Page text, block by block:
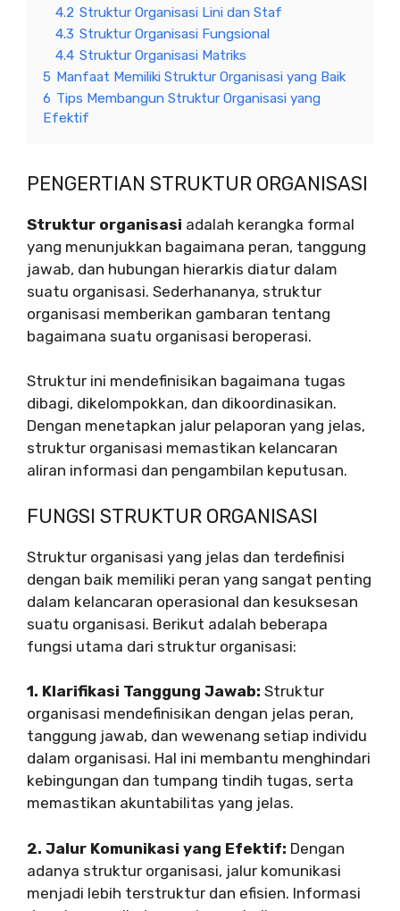
4.2 Struktur Organisasi Lini dan Staf
4.3 Struktur Organisasi Fungsional
4.4 Struktur Organisasi Matriks
5 Manfaat Memiliki Struktur Organisasi yang Baik
6 Tips Membangun Struktur Organisasi yang
Efektif
PENGERTIAN STRUKTUR ORGANISASI
Struktur organisasi adalah kerangka formal
yang menunjukkan bagaimana peran, tanggung
jawab, dan hubungan hierarkis diatur dalam
suatu organisasi. Sederhananya, struktur
organisasi memberikan gambaran tentang
bagaimana suatu organisasi beroperasi.
Struktur ini mendefinisikan bagaimana tugas
dibagi, dikelompokkan, dan dikoordinasikan.
Dengan menetapkan jalur pelaporan yang jelas,
struktur organisasi memastikan kelancaran
aliran informasi dan pengambilan keputusan.
FUNGSI STRUKTUR ORGANISASI
Struktur organisasi yang jelas dan terdefinisi
dengan baik memiliki peran yang sangat penting
dalam kelancaran operasional dan kesuksesan
suatu organisasi. Berikut adalah beberapa
fungsi utama dari struktur organisasi:
1. Klarifikasi Tanggung Jawab: Struktur
organisasi mendefinisikan dengan jelas peran,
tanggung jawab, dan wewenang setiap individu
dalam organisasi. Hal ini membantu menghindari
kebingungan dan tumpang tindih tugas, serta
memastikan akuntabilitas yang jelas.
2. Jalur Komunikasi yang Efektif: Dengan
adanya struktur organisasi, jalur komunikasi
menjadi lebih terstruktur dan efisien. Informasi